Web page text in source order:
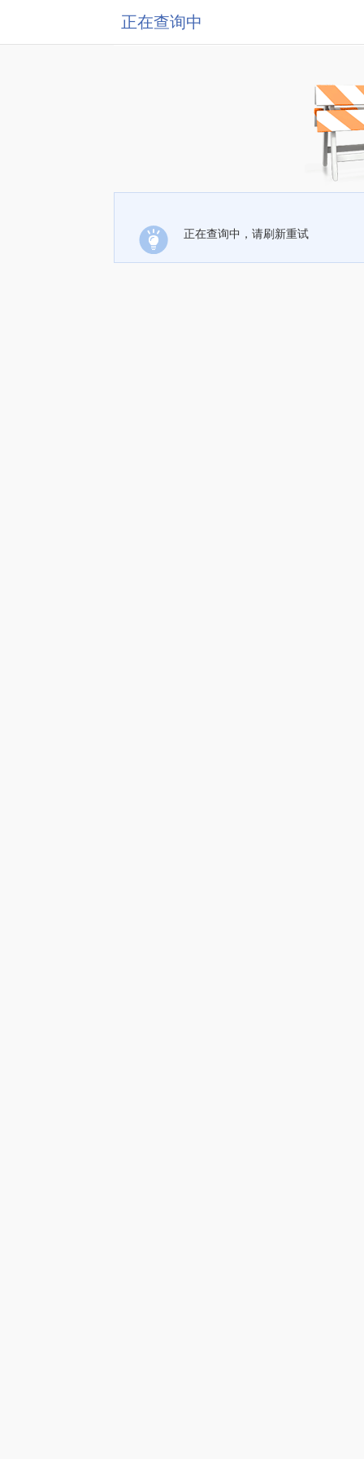
正在查询中
正在查询中，请刷新重试